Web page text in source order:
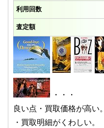
利用回数
査定額
・・・
良い点・買取価格が高い。
・買取明細がくわしい。